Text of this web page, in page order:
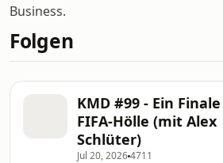
Business.
Folgen
KMD #99 - Ein
FIFA-Hölle (mit Alex
Schlüter)
Jul 20, 20264711